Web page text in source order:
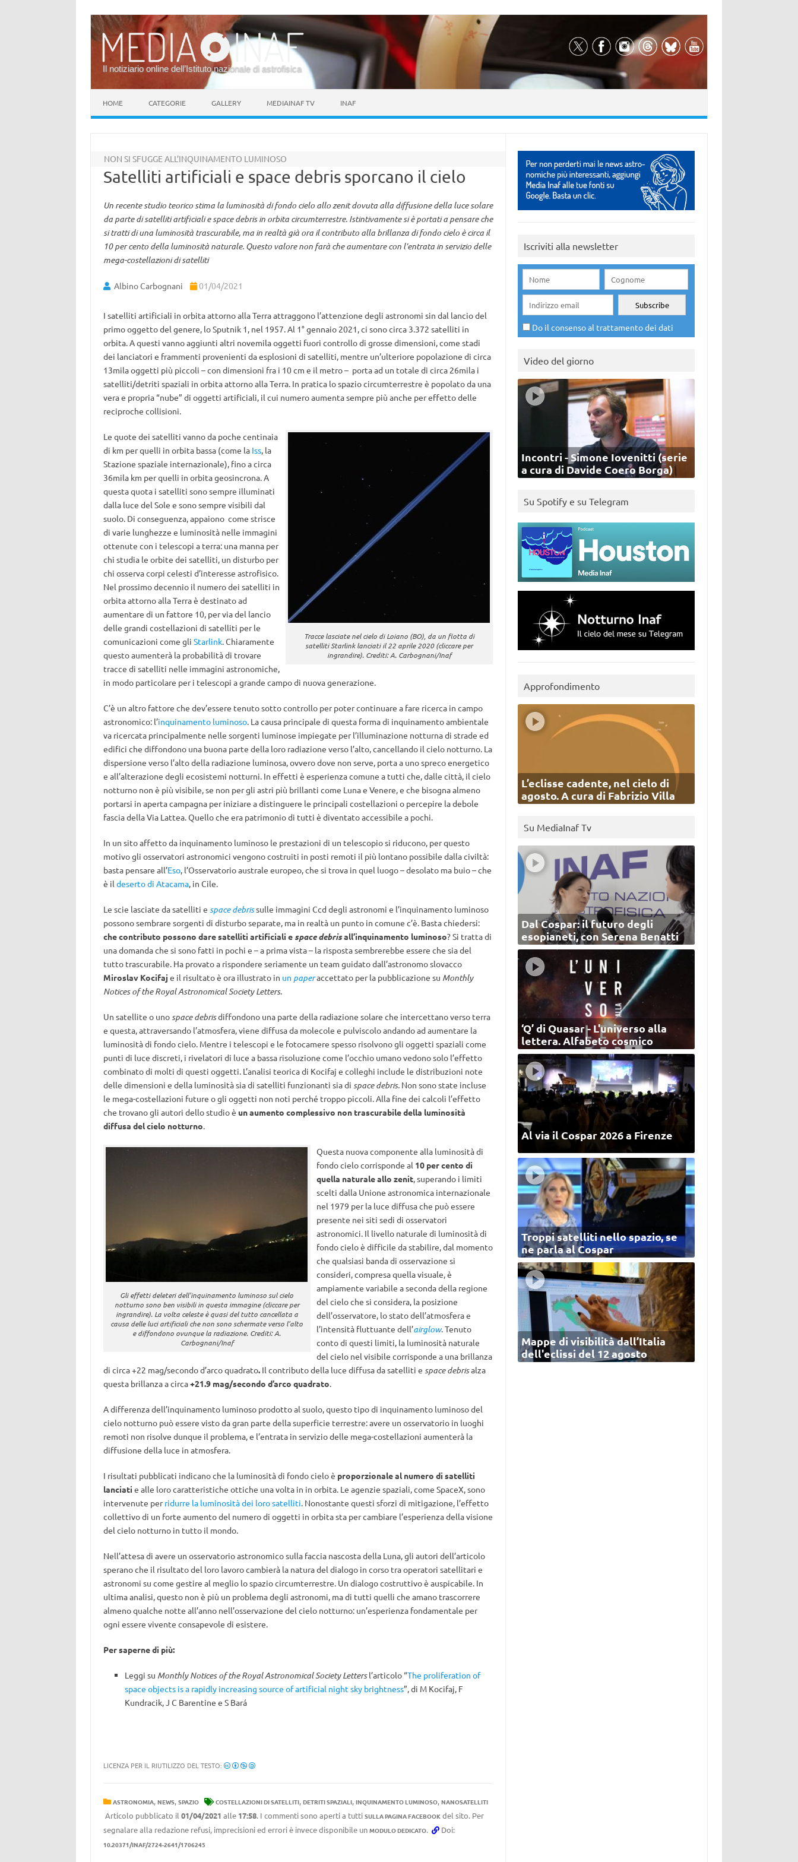
Il notiziario online dell’Istituto nazionale di astrofisica
HOME CATEGORIE GALLERY MEDIAINAF TV INAF
NON SI SFUGGE ALL’INQUINAMENTO LUMINOSO
Satelliti artificiali e space debris sporcano il cielo
Un recente studio teorico stima la luminosità di fondo cielo allo zenit dovuta alla diffusione della luce solare
da parte di satelliti artificiali e space debris in orbita circumterrestre. Istintivamente si è portati a pensare che
si tratti di una luminosità trascurabile, ma in realtà già ora il contributo alla brillanza di fondo cielo è circa il
10 per cento della luminosità naturale. Questo valore non farà che aumentare con l’entrata in servizio delle
mega-costellazioni di satelliti
Albino Carbognani 01/04/2021
I satelliti artificiali in orbita attorno alla Terra attraggono l’attenzione degli astronomi sin dal lancio del
primo oggetto del genere, lo Sputnik 1, nel 1957. Al 1° gennaio 2021, ci sono circa 3.372 satelliti in
orbita. A questi vanno aggiunti altri novemila oggetti fuori controllo di grosse dimensioni, come stadi
dei lanciatori e frammenti provenienti da esplosioni di satelliti, mentre un’ulteriore popolazione di circa
13mila oggetti più piccoli – con dimensioni fra i 10 cm e il metro – porta ad un totale di circa 26mila i
satelliti/detriti spaziali in orbita attorno alla Terra. In pratica lo spazio circumterrestre è popolato da una
vera e propria “nube” di oggetti artificiali, il cui numero aumenta sempre più anche per effetto delle
reciproche collisioni.
Tracce lasciate nel cielo di Loiano (BO), da un flotta di
satelliti Starlink lanciati il 22 aprile 2020 (cliccare per
ingrandire). Crediti: A. Carbognani/Inaf
Le quote dei satelliti vanno da poche centinaia
di km per quelli in orbita bassa (come la Iss, la
Stazione spaziale internazionale), fino a circa
36mila km per quelli in orbita geosincrona. A
questa quota i satelliti sono sempre illuminati
dalla luce del Sole e sono sempre visibili dal
suolo. Di conseguenza, appaiono come strisce
di varie lunghezze e luminosità nelle immagini
ottenute con i telescopi a terra: una manna per
chi studia le orbite dei satelliti, un disturbo per
chi osserva corpi celesti d’interesse astrofisico.
Nel prossimo decennio il numero dei satelliti in
orbita attorno alla Terra è destinato ad
aumentare di un fattore 10, per via del lancio
delle grandi costellazioni di satelliti per le
comunicazioni come gli Starlink. Chiaramente
questo aumenterà la probabilità di trovare
tracce di satelliti nelle immagini astronomiche,
in modo particolare per i telescopi a grande campo di nuova generazione.
C’è un altro fattore che dev’essere tenuto sotto controllo per poter continuare a fare ricerca in campo
astronomico: l’inquinamento luminoso. La causa principale di questa forma di inquinamento ambientale
va ricercata principalmente nelle sorgenti luminose impiegate per l’illuminazione notturna di strade ed
edifici che diffondono una buona parte della loro radiazione verso l’alto, cancellando il cielo notturno. La
dispersione verso l’alto della radiazione luminosa, ovvero dove non serve, porta a uno spreco energetico
e all’alterazione degli ecosistemi notturni. In effetti è esperienza comune a tutti che, dalle città, il cielo
notturno non è più visibile, se non per gli astri più brillanti come Luna e Venere, e che bisogna almeno
portarsi in aperta campagna per iniziare a distinguere le principali costellazioni o percepire la debole
fascia della Via Lattea. Quello che era patrimonio di tutti è diventato accessibile a pochi.
In un sito affetto da inquinamento luminoso le prestazioni di un telescopio si riducono, per questo
motivo gli osservatori astronomici vengono costruiti in posti remoti il più lontano possibile dalla civiltà:
basta pensare all’Eso, l’Osservatorio australe europeo, che si trova in quel luogo – desolato ma buio – che
è il deserto di Atacama, in Cile.
Le scie lasciate da satelliti e space debrissulle immagini Ccd degli astronomi e l’inquinamento luminoso
possono sembrare sorgenti di disturbo separate, ma in realtà un punto in comune c’è. Basta chiedersi:
che contributo possono dare satelliti artificiali e space debrisall’inquinamento luminoso? Si tratta di
una domanda che si sono fatti in pochi e – a prima vista – la risposta sembrerebbe essere che sia del
tutto trascurabile. Ha provato a rispondere seriamente un team guidato dall’astronomo slovacco
Miroslav Kocifaj e il risultato è ora illustrato in un paperaccettato per la pubblicazione su Monthly
Notices of the Royal Astronomical Society Letters.
Un satellite o unospace debrisdiffondono una parte della radiazione solare che intercettano verso terra
e questa, attraversando l’atmosfera, viene diffusa da molecole e pulviscolo andando ad aumentare la
luminosità di fondo cielo. Mentre i telescopi e le fotocamere spesso risolvono gli oggetti spaziali come
punti di luce discreti, i rivelatori di luce a bassa risoluzione come l’occhio umano vedono solo l’effetto
combinato di molti di questi oggetti. L’analisi teorica di Kocifaj e colleghi include le distribuzioni note
delle dimensioni e della luminosità sia di satelliti funzionanti sia di space debris.Non sono state incluse
le mega-costellazioni future o gli oggetti non noti perché troppo piccoli. Alla fine dei calcoli l’effetto
che trovano gli autori dello studio è un aumento complessivo non trascurabile della luminosità
diffusa del cielo notturno.
Gli effetti deleteri dell’inquinamento luminoso sul cielo
notturno sono ben visibili in questa immagine (cliccare per
ingrandire). La volta celeste è quasi del tutto cancellata a
causa delle luci artificiali che non sono schermate verso l’alto
e diffondono ovunque la radiazione. Crediti: A.
Carbognani/Inaf
Questa nuova componente alla luminosità di
fondo cielo corrisponde al 10 per cento di
quella naturale allo zenit, superando i limiti
scelti dalla Unione astronomica internazionale
nel 1979 per la luce diffusa che può essere
presente nei siti sedi di osservatori
astronomici. Il livello naturale di luminosità di
fondo cielo è difficile da stabilire, dal momento
che qualsiasi banda di osservazione si
consideri, compresa quella visuale, è
ampiamente variabile a seconda della regione
del cielo che si considera, la posizione
dell’osservatore, lo stato dell’atmosfera e
l’intensità fluttuante dell’airglow. Tenuto
conto di questi limiti, la luminosità naturale
del cielo nel visibile corrisponde a una brillanza
di circa +22 mag/secondo d’arco quadrato.Il contributo della luce diffusa da satelliti e space debrisalza
questa brillanza a circa+21.9 mag/secondo d’arco quadrato.
A differenza dell’inquinamento luminoso prodotto al suolo, questo tipo di inquinamento luminoso del
cielo notturno può essere visto da gran parte della superficie terrestre: avere un osservatorio in luoghi
remoti non risolve dunque il problema, e l’entrata in servizio delle mega-costellazioni aumenterà la
diffusione della luce in atmosfera.
I risultati pubblicati indicano che la luminosità di fondo cielo è proporzionale al numero di satelliti
lanciati e alle loro caratteristiche ottiche una volta in in orbita. Le agenzie spaziali, come SpaceX, sono
intervenute perridurre la luminosità dei loro satelliti. Nonostante questi sforzi di mitigazione, l’effetto
collettivo di un forte aumento del numero di oggetti in orbita sta per cambiare l’esperienza della visione
del cielo notturno in tutto il mondo.
Nell’attesa di avere un osservatorio astronomico sulla faccia nascosta della Luna, gli autori dell’articolo
sperano che il risultato del loro lavoro cambierà la natura del dialogo in corso tra operatori satellitari e
astronomi su come gestire al meglio lo spazio circumterrestre. Un dialogo costruttivo è auspicabile. In
ultima analisi, questo non è più un problema degli astronomi, ma di tutti quelli che amano trascorrere
almeno qualche notte all’anno nell’osservazione del cielo notturno: un’esperienza fondamentale per
ogni essere vivente consapevole di esistere.
Per saperne di più:
Leggi su Monthly Notices of the Royal Astronomical Society Lettersl’articolo “The proliferation of
space objects is a rapidly increasing source of artificial night sky brightness”, di M Kocifaj, F
Kundracik, J C Barentine e S Bará
LICENZA PER IL RIUTILIZZO DEL TESTO:
ASTRONOMIA, NEWS, SPAZIO COSTELLAZIONI DI SATELLITI, DETRITI SPAZIALI, INQUINAMENTO LUMINOSO, NANOSATELLITI
Articolo pubblicato il 01/04/2021 alle 17:58. I commenti sono aperti a tutti SULLA PAGINA FACEBOOKdel sito. Per
segnalare alla redazione refusi, imprecisioni ed errori è invece disponibile un MODULO DEDICATO. Doi:
10.20371/INAF/2724-2641/1706245
Iscriviti alla newsletter
Do il consenso al trattamento dei dati
Video del giorno
Incontri - Simone Iovenitti (serie
a cura di Davide Coero Borga)
Su Spotify e su Telegram
Approfondimento
L’eclisse cadente, nel cielo di
agosto. A cura di Fabrizio Villa
Su MediaInaf Tv
Dal Cospar: il futuro degli
esopianeti, con Serena Benatti
‘Q’ di Quasar - L'universo alla
lettera. Alfabeto cosmico
Al via il Cospar 2026 a Firenze
Troppi satelliti nello spazio, se
ne parla al Cospar
Mappe di visibilità dall’Italia
dell'eclissi del 12 agosto